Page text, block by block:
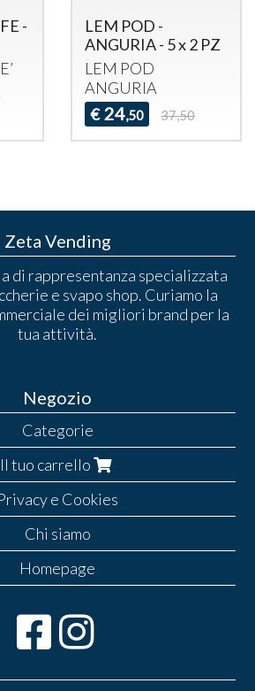
-
LEM POD -
ANGURIA - 5 x 2 PZ
LEM POD
ANGURIA
€ 24,50 37,50
Zeta Vending
di rappresentanza specializzata
e svapo shop. Curiamo la
dei migliori brand per la
tua attività.
Negozio
Categorie
Il tuo carrello
e Cookies
Chi siamo
Homepage